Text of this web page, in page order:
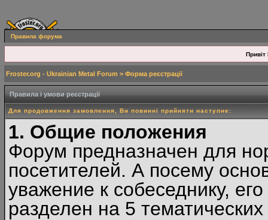
Правила форума
Привіт
Froster.org - Ukrainian Metal Forum > Форма реєстрації
Правила і умови реєстрації
Для продовження замовлення, Ви повинні прийняти наступне:
1. Общие положения
Форум предназначен для
посетителей. А посему
уважение к собеседнику,
разделен на 5